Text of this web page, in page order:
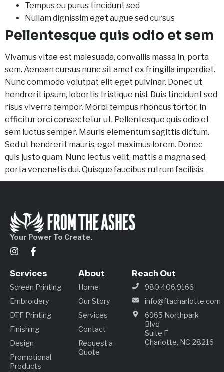
Tempus eu purus tincidunt sed
Nullam dignissim eget augue sed cursus
Pellentesque quis odio et sem
Vivamus vitae est malesuada, convallis massa in, porta
sem. Aenean cursus nunc sit amet ex fringilla imperdiet.
Nunc commodo volutpat elit eget pulvinar. Donec ut
hendrerit ipsum, lobortis tristique nisl. Duis tincidunt sed
risus viverra tempor. Morbi tempus rhoncus tortor, in
efficitur orci consectetur ut. Pellentesque quis odio et
sem luctus semper. Mauris elementum sagittis dictum.
Sed ut hendrerit mauris, eget maximus lorem. Donec
quis justo quam. Nunc lectus velit, mattis a magna sed,
porta venenatis dui. Quisque faucibus rutrum facilisis.
Your Power To Create.
About
Home
Our Story
Services
Contact
Request a
Quote
Services
Screen Printing
Embroidery
DTF Printing
Finishing
Design
Promotional
Products
Reach Out
980.406.9166
info@ftacharlotte.com
6965 Northpark
Blvd
Suite F
Charlotte, NC 28216